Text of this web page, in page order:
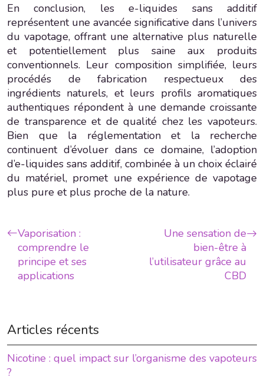
En conclusion, les e-liquides sans additif
représentent une avancée significative dans l’univers
du vapotage, offrant une alternative plus naturelle
et potentiellement plus saine aux produits
conventionnels. Leur composition simplifiée, leurs
procédés de fabrication respectueux des
ingrédients naturels, et leurs profils aromatiques
authentiques répondent à une demande croissante
de transparence et de qualité chez les vapoteurs.
Bien que la réglementation et la recherche
continuent d’évoluer dans ce domaine, l’adoption
d’e-liquides sans additif, combinée à un choix éclairé
du matériel, promet une expérience de vapotage
plus pure et plus proche de la nature.
Vaporisation :
comprendre le
principe et ses
applications
Une sensation de
bien-être à
l’utilisateur grâce au
CBD
Articles récents
Nicotine : quel impact sur l’organisme des vapoteurs
?